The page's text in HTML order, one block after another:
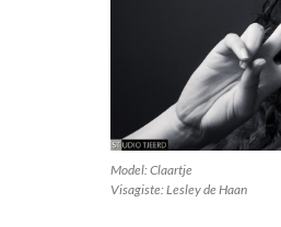
Model: Claartje
Visagiste: Lesley de Haan